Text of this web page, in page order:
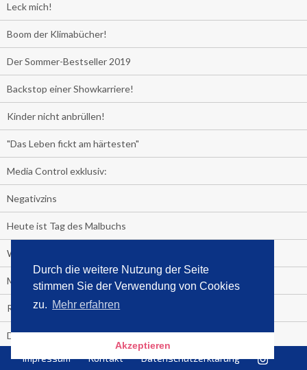
Durch die weitere Nutzung der Seite
stimmen Sie der Verwendung von Cookies
zu. Mehr erfahren
Akzeptieren
Leck mich!
Boom der Klimabücher!
Der Sommer-Bestseller 2019
Backstop einer Showkarriere!
Kinder nicht anbrüllen!
"Das Leben fickt am härtesten"
Media Control exklusiv:
Negativzins
Heute ist Tag des Malbuchs
Welches Auto fahren Sie?
Media Control ermittelt: Das ist der Sommerhit 2019
Rammstein, "Tatort" und ein Känguru an der Spitze
Die Promi-Bestseller 1. Halbjahr 2019
Alle Bestseller in der Übersicht
Impressum Kontakt Datenschutzerklärung